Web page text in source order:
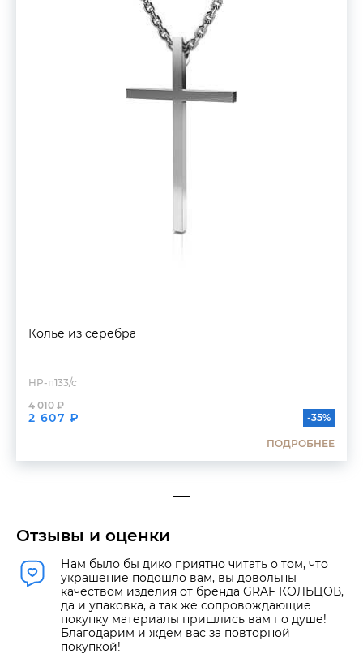
Колье из серебра
HP-п133/с
2 607 ₽
4 010 ₽
-35%
ПОДРОБНЕЕ
Отзывы и оценки
Нам было бы дико приятно читать о том, что
украшение подошло вам, вы довольны
качеством изделия от бренда GRAF КОЛЬЦОВ,
да и упаковка, а так же сопровождающие
покупку материалы пришлись вам по душе!
Благодарим и ждем вас за повторной
покупкой!